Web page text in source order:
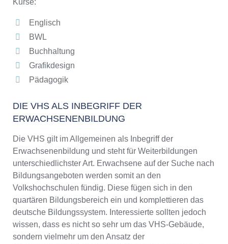
Kurse:
Englisch
BWL
Buchhaltung
Grafikdesign
Pädagogik
DIE VHS ALS INBEGRIFF DER
ERWACHSENENBILDUNG
Die VHS gilt im Allgemeinen als Inbegriff der
Erwachsenenbildung und steht für Weiterbildungen
unterschiedlichster Art. Erwachsene auf der Suche nach
Bildungsangeboten werden somit an den
Volkshochschulen fündig. Diese fügen sich in den
quartären Bildungsbereich ein und komplettieren das
deutsche Bildungssystem. Interessierte sollten jedoch
wissen, dass es nicht so sehr um das VHS-Gebäude,
sondern vielmehr um den Ansatz der